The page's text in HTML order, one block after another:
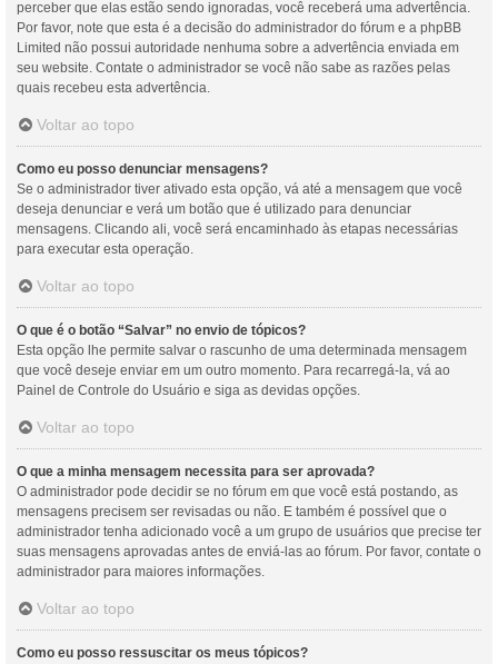
perceber que elas estão sendo ignoradas, você receberá uma advertência.
Por favor, note que esta é a decisão do administrador do fórum e a phpBB
Limited não possui autoridade nenhuma sobre a advertência enviada em
seu website. Contate o administrador se você não sabe as razões pelas
quais recebeu esta advertência.
Voltar ao topo
Como eu posso denunciar mensagens?
Se o administrador tiver ativado esta opção, vá até a mensagem que você
deseja denunciar e verá um botão que é utilizado para denunciar
mensagens. Clicando ali, você será encaminhado às etapas necessárias
para executar esta operação.
Voltar ao topo
O que é o botão “Salvar” no envio de tópicos?
Esta opção lhe permite salvar o rascunho de uma determinada mensagem
que você deseje enviar em um outro momento. Para recarregá-la, vá ao
Painel de Controle do Usuário e siga as devidas opções.
Voltar ao topo
O que a minha mensagem necessita para ser aprovada?
O administrador pode decidir se no fórum em que você está postando, as
mensagens precisem ser revisadas ou não. E também é possível que o
administrador tenha adicionado você a um grupo de usuários que precise ter
suas mensagens aprovadas antes de enviá-las ao fórum. Por favor, contate o
administrador para maiores informações.
Voltar ao topo
Como eu posso ressuscitar os meus tópicos?